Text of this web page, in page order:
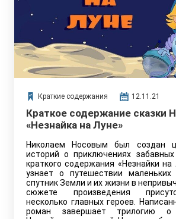
Краткие содержания 12.11.21
Краткое содержание сказки
«Незнайка на Луне»
Николаем Носовым был создан
историй о приключениях
краткого содержания «Незнайки на
узнает о путешествии маленьких
спутник Земли и их жизни в
сюжете произведения
несколько главных героев.
роман завершает трилогию о